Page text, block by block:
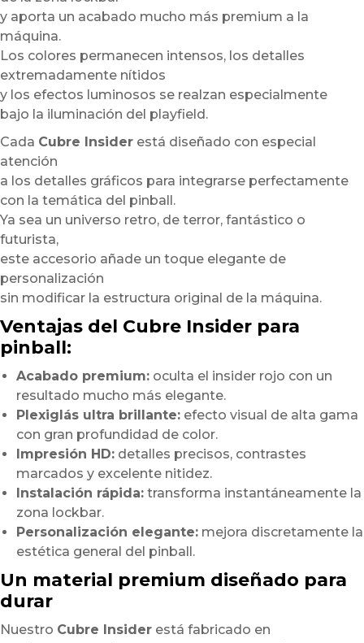
y aporta un acabado mucho más premium a la
máquina.
Los colores permanecen intensos, los detalles
extremadamente nítidos
y los efectos luminosos se realzan especialmente
bajo la iluminación del playfield.
Cada Cubre Insider está diseñado con especial
atención
a los detalles gráficos para integrarse perfectamente
con la temática del pinball.
Ya sea un universo retro, de terror, fantástico o
futurista,
este accesorio añade un toque elegante de
personalización
sin modificar la estructura original de la máquina.
Ventajas del Cubre Insider para
pinball:
Acabado premium: oculta el insider rojo con un
resultado mucho más elegante.
Plexiglás ultra brillante: efecto visual de alta gama
con gran profundidad de color.
Impresión HD: detalles precisos, contrastes
marcados y excelente nitidez.
Instalación rápida: transforma instantáneamente la
zona lockbar.
Personalización elegante: mejora discretamente la
estética general del pinball.
Un material premium diseñado para
durar
Nuestro Cubre Insider está fabricado en